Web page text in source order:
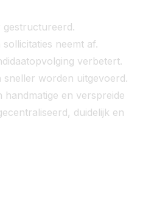
gestructureerd.
neemt af.
verbetert.
worden uitgevoerd.
handmatige en verspreide
duidelijk en